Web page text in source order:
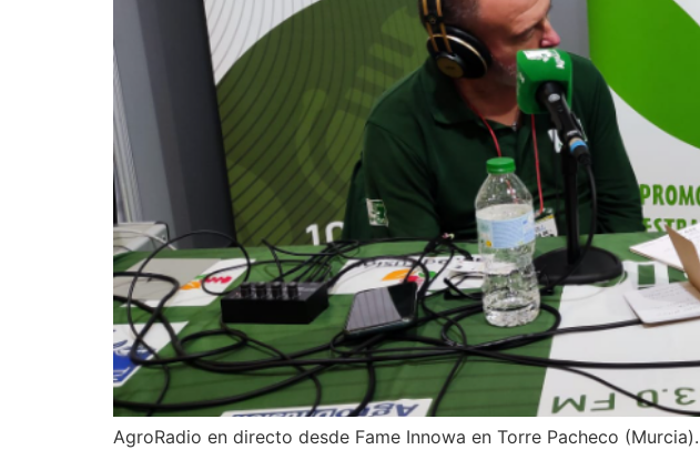
AgroRadio en directo desde Fame Innowa en Torre Pacheco (Murcia).